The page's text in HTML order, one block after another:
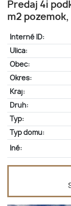
Predaj 4i
m2 pozemok,
Interné ID:
Ulica:
Obec:
Okres:
Kraj:
Druh:
Typ:
Typ domu:
Iné: